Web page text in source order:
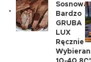
Sosnowa
Bardzo
GRUBA
LUX
Ręcznie